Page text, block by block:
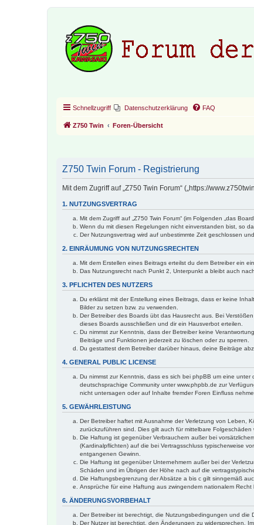
Schnellzugriff Datenschutzerklärung FAQ
Z750 Twin Foren-Übersicht
Z750 Twin Forum - Registrierung
Mit dem Zugriff auf „Z750 Twin Forum“ („https://
1. NUTZUNGSVERTRAG
Mit dem Zugriff auf „Z750 Twin Forum“ (im Folgenden „das
Wenn du mit diesen Regelungen nicht einverstanden bist, so
Der Nutzungsvertrag wird auf unbestimmte Zeit geschlossen
2. EINRÄUMUNG VON NUTZUNGSRECHTEN
Mit dem Erstellen eines Beitrags erteilst du dem Betreiber ein
Das Nutzungsrecht nach Punkt 2, Unterpunkt a bleibt auch
3. PFLICHTEN DES NUTZERS
Du erklärst mit der Erstellung eines Beitrags, dass er keine
Bilder zu setzen bzw. zu verwenden.
Der Betreiber des Boards übt das Hausrecht aus. Bei
dieses Boards ausschließen und dir ein Hausverbot erteilen.
Du nimmst zur Kenntnis, dass der Betreiber keine
Beiträge und Funktionen jederzeit zu löschen oder zu sperren.
Du gestattest dem Betreiber darüber hinaus, deine Beiträge
4. GENERAL PUBLIC LICENSE
Du nimmst zur Kenntnis, dass es sich bei phpBB um eine unter
deutschsprachige Community unter www.phpbb.de zur
nicht untersagen oder auf Inhalte fremder Foren Einfluss
5. GEWÄHRLEISTUNG
Der Betreiber haftet mit Ausnahme der Verletzung von Leben,
zurückzuführen sind. Dies gilt auch für mittelbare
Die Haftung ist gegenüber Verbrauchern außer bei
(Kardinalpflichten) auf die bei Vertragsschluss typischerweise
entgangenen Gewinn.
Die Haftung ist gegenüber Unternehmern außer bei der
Schäden und im Übrigen der Höhe nach auf die
Die Haftungsbegrenzung der Absätze a bis c gilt sinngemäß
Ansprüche für eine Haftung aus zwingendem nationalem Recht
6. ÄNDERUNGSVORBEHALT
Der Betreiber ist berechtigt, die Nutzungsbedingungen und die
Der Nutzer ist berechtigt, den Änderungen zu widersprechen.